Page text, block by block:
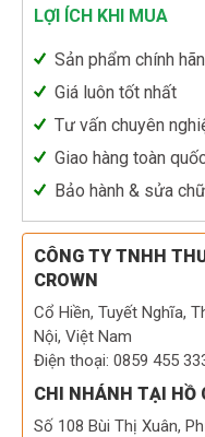
LỢI ÍCH KHI MUA
Sản phẩm chính
Giá luôn tốt nhất
Tư vấn chuyên
Giao hàng toàn
Bảo hành & sửa
CÔNG TY TNHH
CROWN
Cổ Hiền, Tuyết Nghĩa,
Nội, Việt Nam
Điện thoại: 0859 455
CHI NHÁNH TẠI HỒ
Số 108 Bùi Thị Xuân,